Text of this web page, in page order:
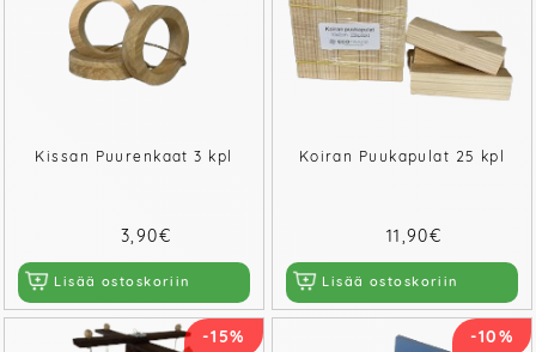
Kissan Puurenkaat 3 kpl
3,90€
Lisää ostoskoriin
Koiran Puukapulat 25 kpl
11,90€
Lisää ostoskoriin
-15% -10%